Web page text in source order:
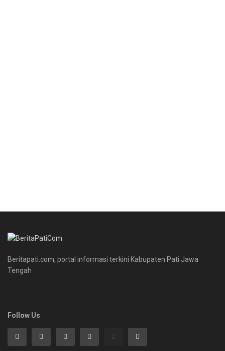
Beritapati.com, portal informasi terkini Kabupaten Pati Jawa
Tengah
Follow Us